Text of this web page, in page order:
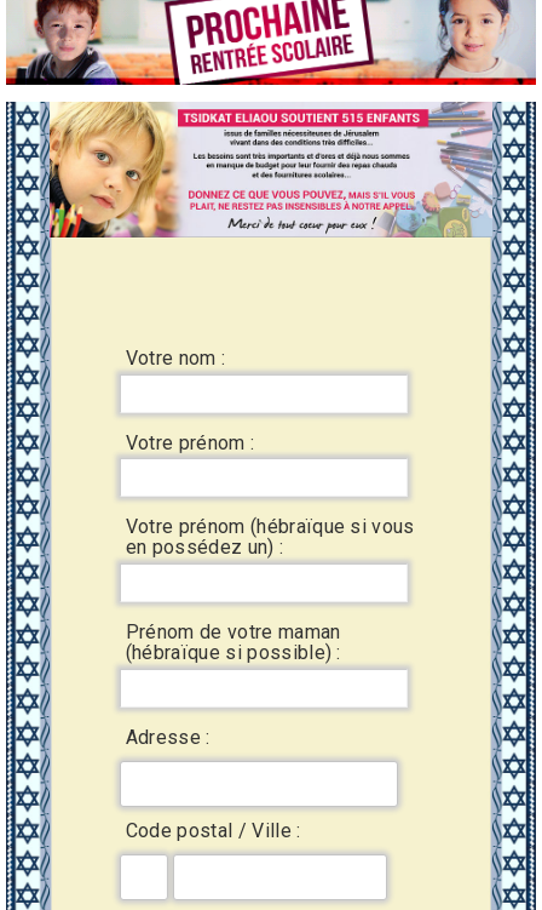
Votre nom :
Votre prénom :
Votre prénom (hébraïque si vous
en possédez un) :
Prénom de votre maman
(hébraïque si possible) :
Adresse :
Code postal / Ville :